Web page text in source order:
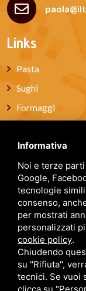
Links
Pasta
Sughi
Formaggi
Salumi
Vini
Miele
Dolci artigianali
Box regalo
Chi siamo
Blog
Contatti
Informativa
Noi e terze
Google,
tecnologie
consenso,
per mostrati
personalizzati
cookie policy.
Chiudendo
su "Rifiuta",
tecnici. Se vuoi